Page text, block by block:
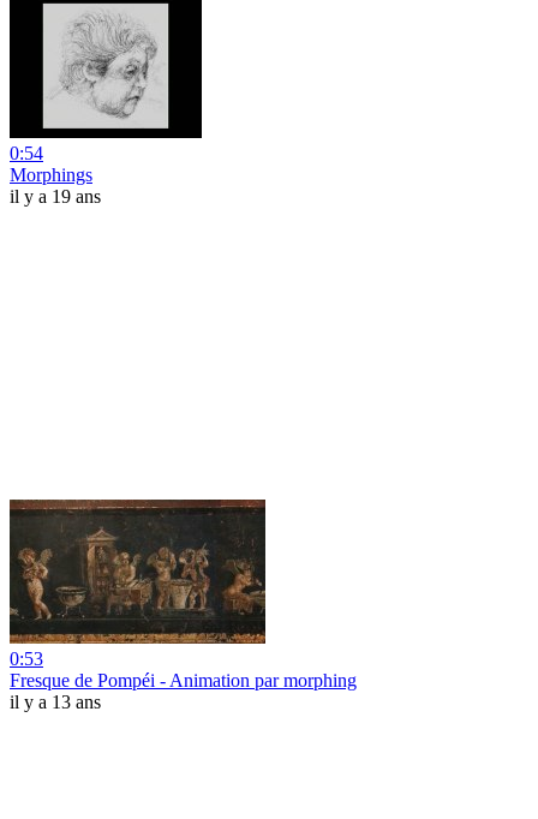
0:54
Morphings
il y a 19 ans
0:53
Fresque de Pompéi - Animation par morphing
il y a 13 ans